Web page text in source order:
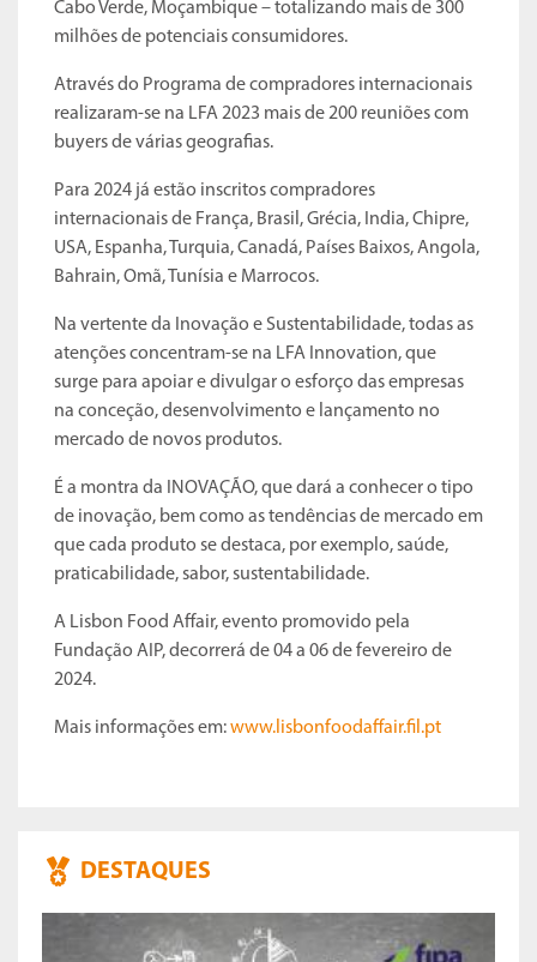
Cabo Verde, Moçambique – totalizando mais de 300
milhões de potenciais consumidores.
Através do Programa de compradores internacionais
realizaram-se na LFA 2023 mais de 200 reuniões com
buyers de várias geografias.
Para 2024 já estão inscritos compradores
internacionais de França, Brasil, Grécia, India, Chipre,
USA, Espanha, Turquia, Canadá, Países Baixos, Angola,
Bahrain, Omã, Tunísia e Marrocos.
Na vertente da Inovação e Sustentabilidade, todas as
atenções concentram-se na LFA Innovation, que
surge para apoiar e divulgar o esforço das empresas
na conceção, desenvolvimento e lançamento no
mercado de novos produtos.
É a montra da INOVAÇÃO, que dará a conhecer o tipo
de inovação, bem como as tendências de mercado em
que cada produto se destaca, por exemplo, saúde,
praticabilidade, sabor, sustentabilidade.
A Lisbon Food Affair, evento promovido pela
Fundação AIP, decorrerá de 04 a 06 de fevereiro de
2024.
Mais informações em:www.lisbonfoodaffair.fil.pt
DESTAQUES